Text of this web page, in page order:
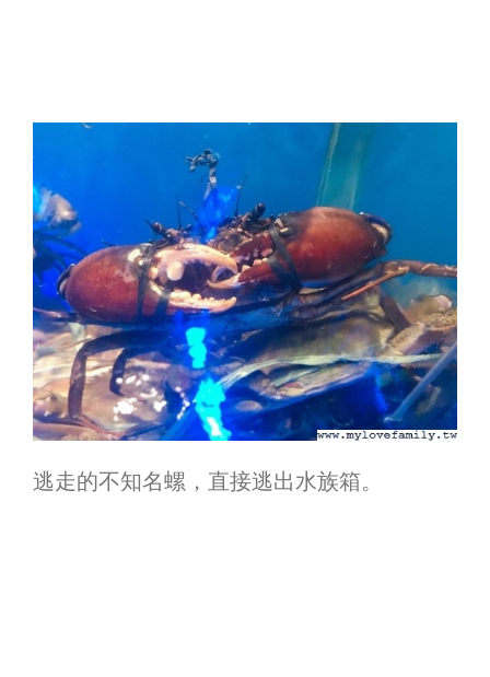
逃走的不知名螺，直接逃出水族箱。